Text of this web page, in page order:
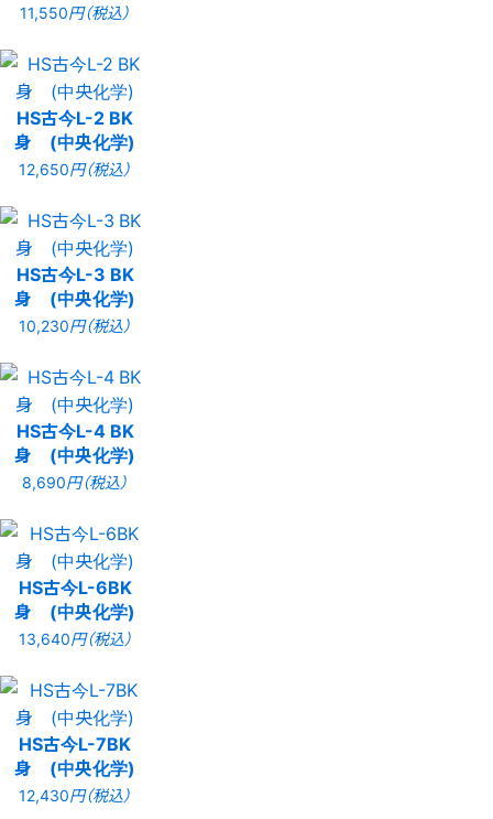
11,550円（税込）
HS古今L-2 BK
身 (中央化学)
12,650円（税込）
HS古今L-3 BK
身 (中央化学)
10,230円（税込）
HS古今L-4 BK
身 (中央化学)
8,690円（税込）
HS古今L-6BK
身 (中央化学)
13,640円（税込）
HS古今L-7BK
身 (中央化学)
12,430円（税込）